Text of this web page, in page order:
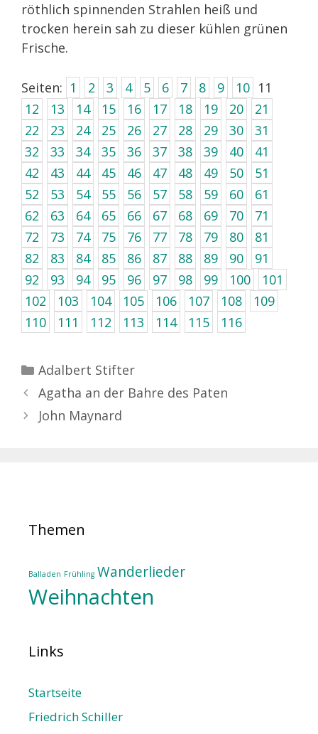
röthlich spinnenden Strahlen heiß und
trocken herein sah zu dieser kühlen grünen
Frische.
Seiten: 1 2 3 4 5 6 7 8 9 10 11
12
13 14 15 16 17 18 19 20
21
22
23 24 25 26 27 28 29 30
31
32
33 34 35 36 37 38 39 40
41
42
43 44 45 46 47 48 49 50
51
52
53 54 55 56 57 58 59 60
61
62
63 64 65 66 67 68 69 70
71
72
73 74 75 76 77 78 79 80
81
82
83 84 85 86 87 88 89 90
91
92
93 94 95 96 97 98 99 100
101
102
103 104 105 106 107 108
109
110
111 112 113 114 115 116
Kategorien
Adalbert Stifter
Agatha an der Bahre des Paten
John Maynard
Themen
Balladen Frühling Wanderlieder
Weihnachten
Links
Startseite
Friedrich Schiller